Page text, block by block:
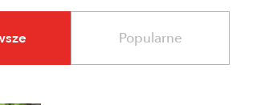
Popularne